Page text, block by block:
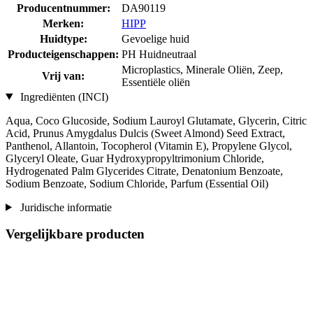
Producentnummer:
DA90119
Merken:
HIPP
Huidtype:
Gevoelige huid
Producteigenschappen: PH Huidneutraal
Vrij van:
Microplastics, Minerale Oliën, Zeep,
Essentiële oliën
Ingrediënten (INCI)
Aqua, Coco Glucoside, Sodium Lauroyl Glutamate, Glycerin, Citric
Acid, Prunus Amygdalus Dulcis (Sweet Almond) Seed Extract,
Panthenol, Allantoin, Tocopherol (Vitamin E), Propylene Glycol,
Glyceryl Oleate, Guar Hydroxypropyltrimonium Chloride,
Hydrogenated Palm Glycerides Citrate, Denatonium Benzoate,
Sodium Benzoate, Sodium Chloride, Parfum (Essential Oil)
Juridische informatie
Vergelijkbare producten